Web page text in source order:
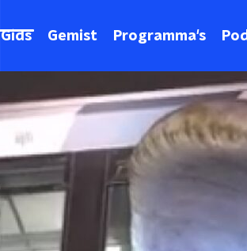
Gids Gemist Programma's